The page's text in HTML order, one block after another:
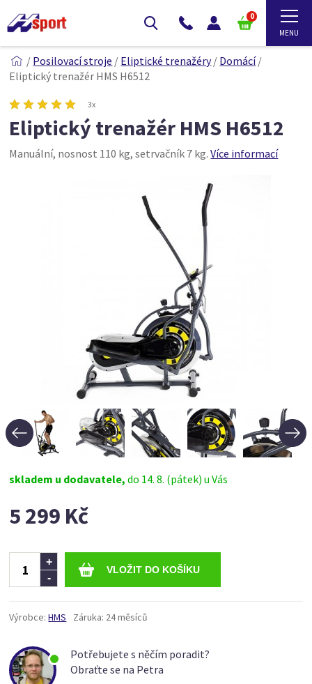
0
/ Posilovací stroje / Eliptické trenažéry/ Domácí/
Eliptický trenažér HMS H6512
3x
Eliptický trenažér HMS H6512
Manuální, nosnost 110 kg, setrvačník 7 kg.Více informací
skladem u dodavatele,do 14. 8. (pátek) u Vás
5 299 Kč
-
+
Výrobce: HMS Záruka: 24 měsíců
Potřebujete s něčím poradit?
Obraťte se na Petra